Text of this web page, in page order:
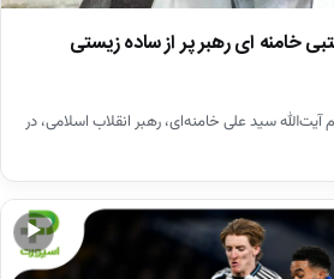
خامنه ای رهبر پر از ساده زیستی
سید علی خامنه‌ای، رهبر انقلاب اسلامی، در
▶